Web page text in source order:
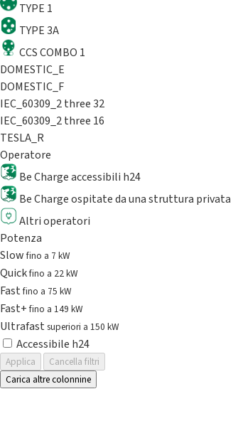
TYPE 1
TYPE 3A
CCS COMBO 1
DOMESTIC_E
DOMESTIC_F
IEC_60309_2 three 32
IEC_60309_2 three 16
TESLA_R
Operatore
Be Charge accessibili h24
Be Charge ospitate da una struttura privata
Altri operatori
Potenza
Slowfino a 7 kW
Quickfino a 22 kW
Fastfino a 75 kW
Fast+fino a 149 kW
Ultrafast superiori a 150 kW
Accessibile h24
Applica
Cancella filtri
Carica altre colonnine